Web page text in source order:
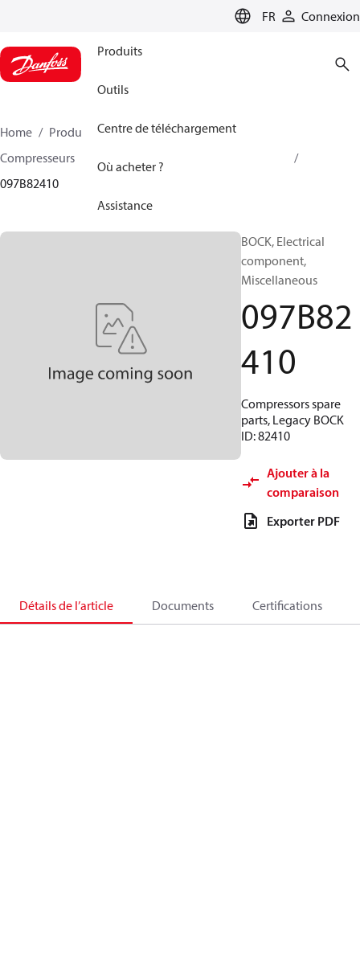
FR Connexion
Produits
Outils
Centre de téléchargement
Où acheter ?
Assistance
Home Produits
Climate Solutions - chauffage
Compresseurs
097B82410
BOCK, Electrical
component,
Miscellaneous
097B82
410
Compressors spare
parts, Legacy BOCK
ID: 82410
Ajouter à la
comparaison
Exporter PDF
Détails de l’article Documents Certifications